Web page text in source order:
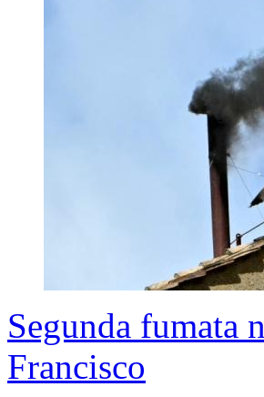
Segunda fumata
Francisco